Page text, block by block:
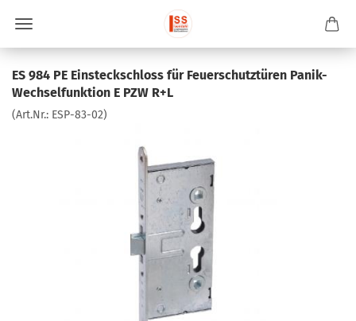
ES 984 PE Einsteckschloss für Feuerschutztüren Panik-
Wechselfunktion E PZW R+L
(Art.Nr.: ESP-83-02)